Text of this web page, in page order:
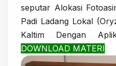
seputar Alokasi
Padi Ladang Lokal
Kaltim Dengan
DOWNLOAD MATERI